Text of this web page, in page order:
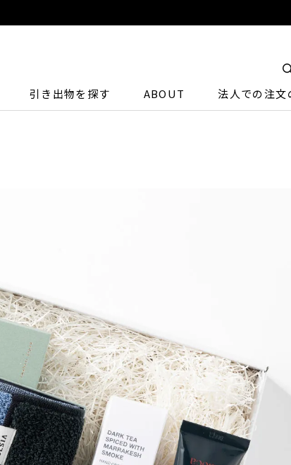
引き出物を探す ABOUT 法人での注文